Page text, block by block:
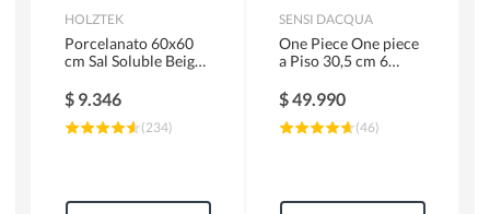
HOLZTEK
Porcelanato 60x60
cm Sal Soluble Beige
$ 9.346
(234)
SENSI DACQUA
One Piece One piece
a Piso 30,5 cm 6
$49.990
(46)